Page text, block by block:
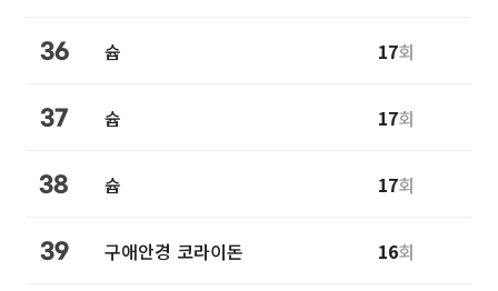
36 슙 17회
37 슙 17회
38 슙 17회
39 구애안경 코라이돈 16회